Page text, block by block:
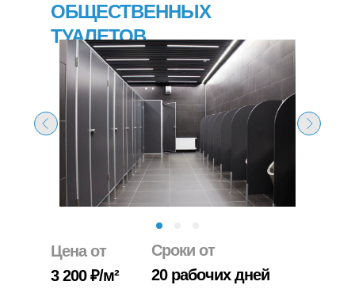
ОБЩЕСТВЕННЫХ
ТУАЛЕТОВ
Цена от
3 200 ₽/м²
Сроки от
20 рабочих дней